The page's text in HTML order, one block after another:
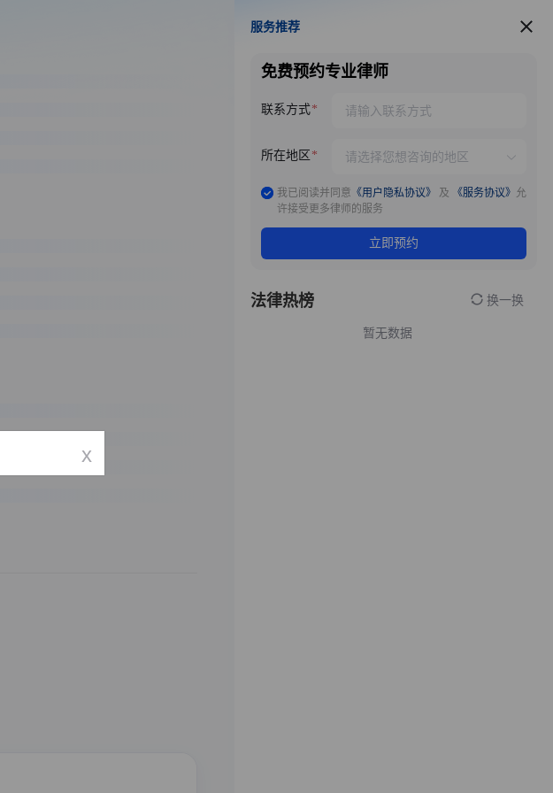
服务推荐
服务推荐
免费预约专业律师
联系方式
所在地区
我已阅读并同意 《用户隐私协议》 及 《服务协议》 允
许接受更多律师的服务
立即预约
法律热榜 换一换
暂无数据
x